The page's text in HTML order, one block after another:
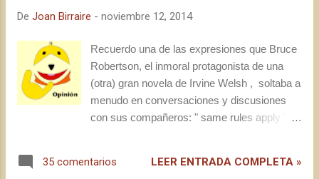
semana), el #MBC de Lúpuloadicto, #LNMO
del Observatorio o el #IntStoutDay
promovido por Rubias, Morenas, Negras...,
que han emulado el espíritu de las entradas
participativas. Antes de entrar al trapo, me
gustaría unirme a otros compañeros y hacer
creadores y de sus contribuidores en las 26
De Joan Birraire - noviembre 12, 2014
Recuerdo una de las expresiones que Bruce
Robertson, el inmoral protagonista de una
(otra) gran novela de Irvine Welsh , soltaba a
menudo en conversaciones y discusiones
con sus compañeros: " same rules apply ".
lugar en las redes sociales durante esta
35 comentarios LEER ENTRADA COMPLETA »